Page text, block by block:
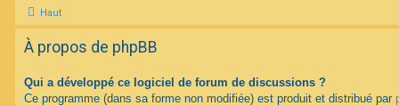
Haut
À propos de phpBB
Qui a développé ce logiciel de forum de discussions ?
Ce programme (dans sa forme non modifiée) est produit et distribué par